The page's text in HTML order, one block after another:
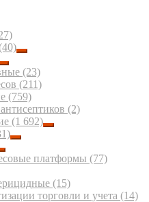
(23)
(211)
(759)
(2)
(1 692)
платформы (77)
(15)
торговли и учета (14)